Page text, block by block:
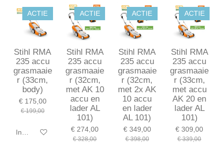
ACTIE
Stihl RMA
235 accu
grasmaaie
r (33cm,
body)
€ 175,00
€ 199,00
In winkelwagen
ACTIE
Stihl RMA
235 accu
grasmaaie
r (32cm,
met AK 10
accu en
lader AL
101)
€ 274,00
€ 328,00
ACTIE
Stihl RMA
235 accu
grasmaaie
r (32cm,
met 2x AK
10 accu
en lader
AL 101)
€ 349,00
€ 398,00
ACTIE
Stihl RMA
235 accu
grasmaaie
r (33cm,
met accu
AK 20 en
lader AL
101)
€ 309,00
€ 339,00